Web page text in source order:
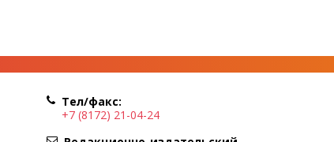
Тел/факс:
+7 (8172) 21-04-24